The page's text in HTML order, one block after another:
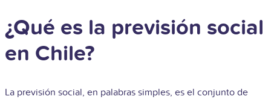
¿Qué es la previsión social
en Chile?
La previsión social, en palabras simples, es el conjunto de